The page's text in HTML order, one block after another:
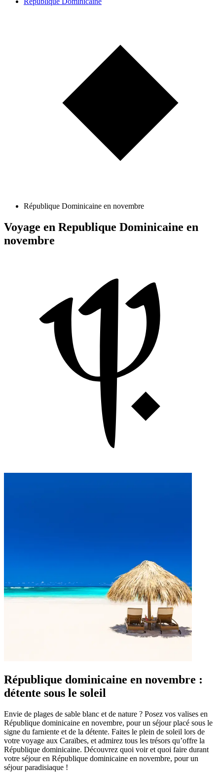
République Dominicaine en novembre
Voyage en Republique Dominicaine en
novembre
République dominicaine en novembre :
détente sous le soleil
Envie de plages de sable blanc et de nature ? Posez vos valises en
République dominicaine en novembre, pour un séjour placé sous le
signe du farniente et de la détente. Faites le plein de soleil lors de
votre voyage aux Caraïbes, et admirez tous les trésors qu’offre la
République dominicaine. Découvrez quoi voir et quoi faire durant
votre séjour en République dominicaine en novembre, pour un
séjour paradisiaque !